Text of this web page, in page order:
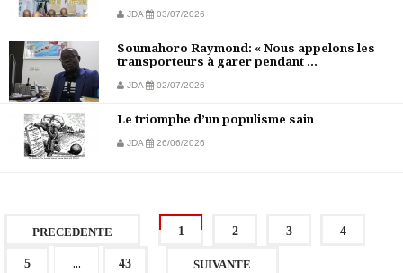
JDA 03/07/2026
Soumahoro Raymond: « Nous appelons les
transporteurs à garer pendant ...
JDA 02/07/2026
Le triomphe d’un populisme sain
JDA 26/06/2026
PRECEDENTE 1 2 3 4
5 ... 43 SUIVANTE